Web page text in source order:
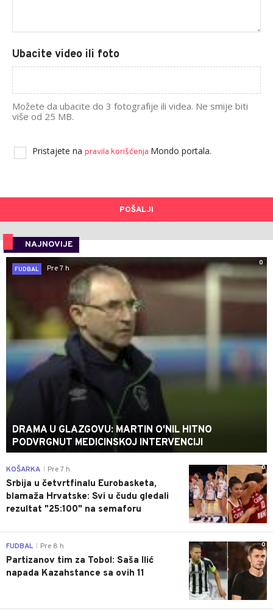
Ubacite video ili foto
Možete da ubacite do 3 fotografije ili videa. Ne smije biti
više od 25 MB.
Pristajete na pravila korišćenja Mondo portala.
POŠALJI
NAJNOVIJE
0
FUDBAL
Pre 7 h
DRAMA U GLAZGOVU: MARTIN O'NIL HITNO
PODVRGNUT MEDICINSKOJ INTERVENCIJI
0
KOŠARKA Pre 7 h
Srbija u četvrtfinalu Eurobasketa,
blamaža Hrvatske: Svi u čudu gledali
rezultat "25:100" na semaforu
0
FUDBAL Pre 8 h
Partizanov tim za Tobol: Saša Ilić
napada Kazahstance sa ovih 11